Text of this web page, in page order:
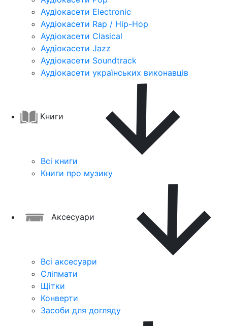
Аудіокасети Electronic
Аудіокасети Rap / Hip-Hop
Аудіокасети Clasical
Аудіокасети Jazz
Аудіокасети Soundtrack
Аудіокасети українських виконавців
Книги
Всі книги
Книги про музику
Аксесуари
Всі аксесуари
Сліпмати
Щітки
Конверти
Засоби для догляду